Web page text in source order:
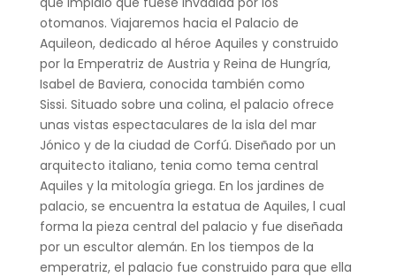
otomanos. Viajaremos hacia el Palacio de
Aquileon, dedicado al héroe Aquiles y construido
por la Emperatriz de Austria y Reina de Hungría,
Isabel de Baviera, conocida también como
Sissi. Situado sobre una colina, el palacio ofrece
unas vistas espectaculares de la isla del mar
Jónico y de la ciudad de Corfú. Diseñado por un
arquitecto italiano, tenia como tema central
Aquiles y la mitología griega. En los jardines de
palacio, se encuentra la estatua de Aquiles, l cual
forma la pieza central del palacio y fue diseñada
por un escultor alemán. En los tiempos de la
emperatriz, el palacio fue construido para que ella